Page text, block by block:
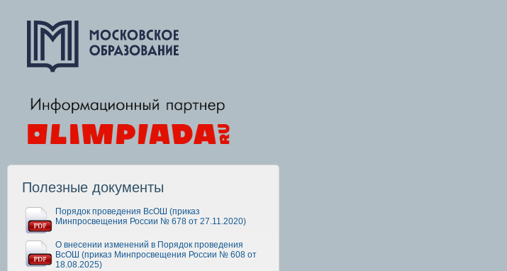
Полезные документы
Порядок проведения ВсОШ (приказ
Минпросвещения России № 678 от 27.11.2020)
О внесении изменений в Порядок проведения
ВсОШ (приказ Минпросвещения России № 608 от
18.08.2025)